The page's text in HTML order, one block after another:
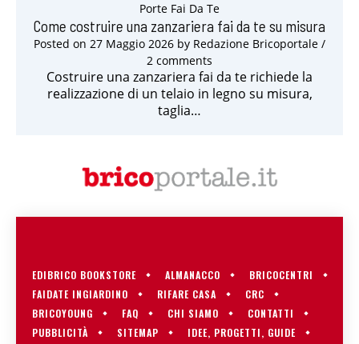
Porte Fai Da Te
Come costruire una zanzariera fai da te su misura
Posted on 27 Maggio 2026 by Redazione Bricoportale /
2 comments
Costruire una zanzariera fai da te richiede la
realizzazione di un telaio in legno su misura,
taglia…
EDIBRICO BOOKSTORE ALMANACCO
BRICOCENTRI
FAIDATE INGIARDINO
RIFARE CASA
CRC
BRICOYOUNG
FAQ CHI SIAMO
CONTATTI
PUBBLICITÀ
SITEMAP IDEE, PROGETTI, GUIDE